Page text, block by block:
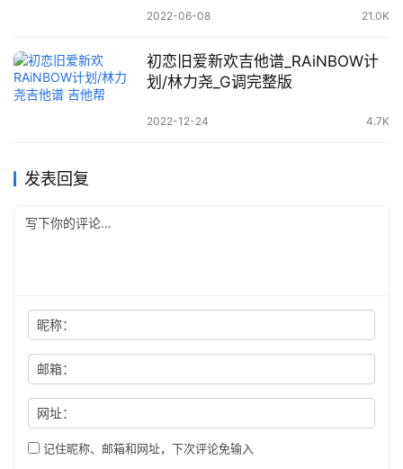
2022-06-08 21.0K
初恋旧爱新欢吉他谱_RAiNBOW计
划/林力尧_G调完整版
2022-12-24 4.7K
发表回复
昵称：
邮箱：
网址：
记住昵称、邮箱和网址，下次评论免输入